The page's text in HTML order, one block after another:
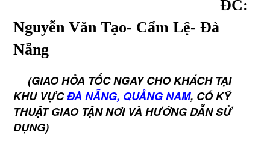
ĐC:
Nguyễn Văn Tạo- Cẩm Lệ- Đà
Nẵng
(GIAO HỎA TỐC NGAY CHO KHÁCH TẠI
KHU VỰCĐÀ NẴNG, QUẢNG NAM, CÓ KỸ
THUẬT GIAO TẬN NƠI VÀ HƯỚNG DẪN SỬ
DỤNG)